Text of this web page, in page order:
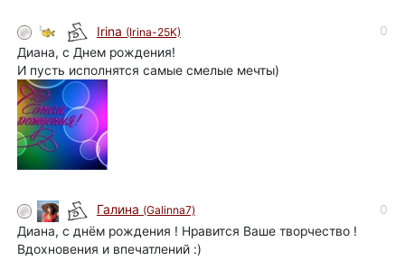
Irina (Irina-25K)
0
Диана, с Днем рождения!
И пусть исполнятся самые смелые мечты)
Галина (Galinna7)
0
Диана, с днём рождения ! Нравится Ваше творчество !
Вдохновения и впечатлений :)